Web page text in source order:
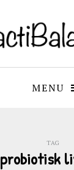
MENU
TAG
probiotisk